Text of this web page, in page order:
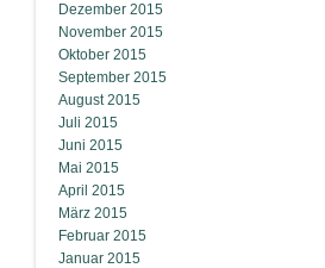
Dezember 2015
November 2015
Oktober 2015
September 2015
August 2015
Juli 2015
Juni 2015
Mai 2015
April 2015
März 2015
Februar 2015
Januar 2015